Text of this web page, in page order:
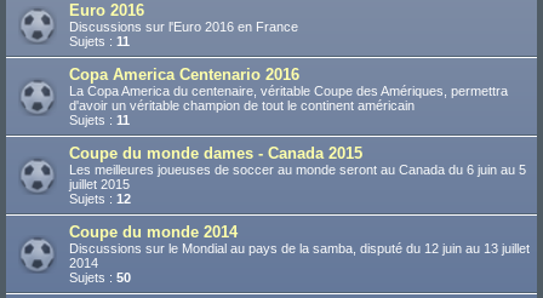
Euro 2016
Discussions sur l'Euro 2016 en France
Sujets : 11
Copa America Centenario 2016
La Copa America du centenaire, véritable Coupe des Amériques, permettra
d'avoir un véritable champion de tout le continent américain
Sujets : 11
Coupe du monde dames - Canada 2015
Les meilleures joueuses de soccer au monde seront au Canada du 6 juin au 5
juillet 2015
Sujets : 12
Coupe du monde 2014
Discussions sur le Mondial au pays de la samba, disputé du 12 juin au 13 juillet
2014
Sujets : 50